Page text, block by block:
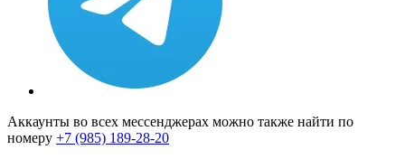
Аккаунты во всех мессенджерах можно также найти по
номеру +7 (985) 189-28-20